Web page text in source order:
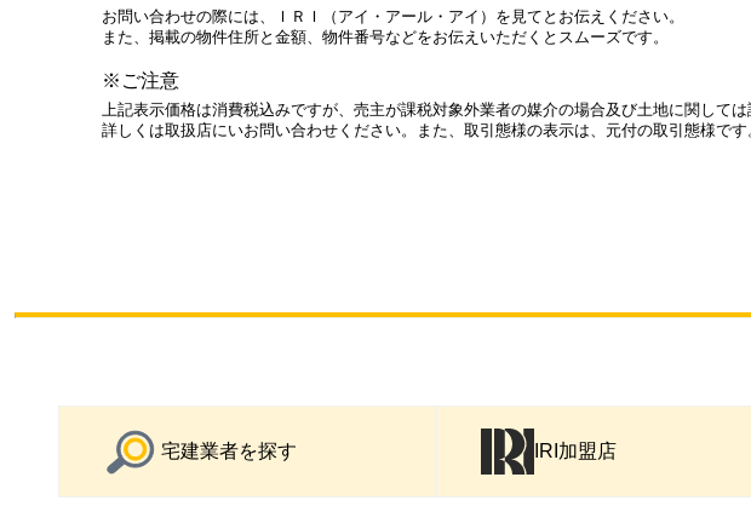
お問い合わせの際には、ＩＲＩ（アイ・アール・アイ）を見てとお伝えください。
また、掲載の物件住所と金額、物件番号などをお伝えいただくとスムーズです。
※ご注意
上記表示価格は消費税込みですが、売主が課税対象外業者の媒介の場合及び土地に関しては
詳しくは取扱店にいお問い合わせください。また、取引態様の表示は、元付の取引態様で
宅建業者を探す IRI加盟店